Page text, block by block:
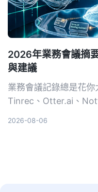
2026年業務會議摘
與建議
業務會議記錄總是花
Tinrec、Otter.ai、
2026-08-06